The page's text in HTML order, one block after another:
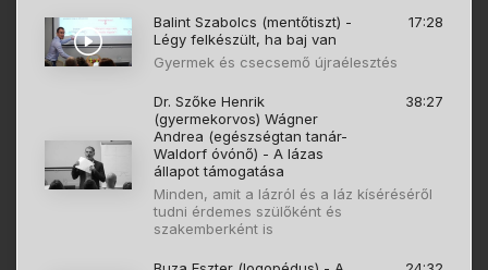
Balint Szabolcs (mentőtiszt) -
Légy felkészült, ha baj van
17:28
Gyermek és csecsemő újraélesztés
Dr. Szőke Henrik
(gyermekorvos) Wágner
Andrea (egészségtan tanár-
Waldorf óvónő) - A lázas
állapot támogatása
38:27
Minden, amit a lázról és a láz kíséréséről
tudni érdemes szülőként és
szakemberként is